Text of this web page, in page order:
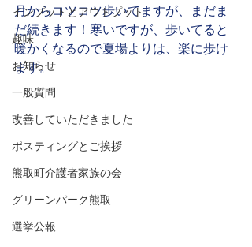
インプットとアウトプット
趣味
お知らせ
一般質問
改善していただきました
ポスティングとご挨拶
熊取町介護者家族の会
グリーンパーク熊取
選挙公報
月からコツコツ歩いてますが、まだま
だ続きます！寒いですが、歩いてると
暖かくなるので夏場よりは、楽に歩け
ます。